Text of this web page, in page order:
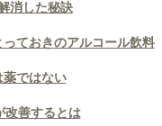
消した秘訣
ておきのアルコール飲料
ではない
改善するとは